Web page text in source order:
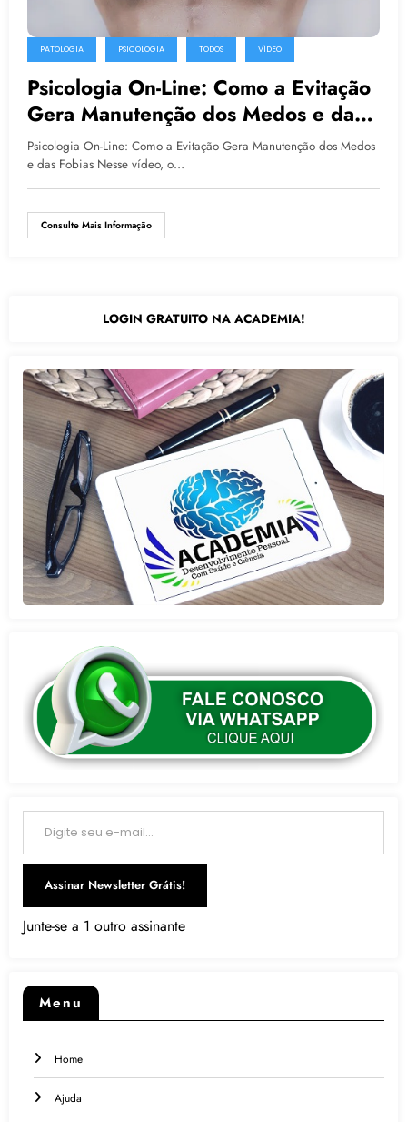
PATOLOGIA PSICOLOGIA TODOS VÍDEO
Psicologia On-Line: Como a Evitação
Gera Manutenção dos Medos e das
Fobias
Psicologia On-Line: Como a Evitação Gera Manutenção dos Medos
e das Fobias Nesse vídeo, o…
Consulte Mais Informação
LOGIN GRATUITO NA ACADEMIA!
Digite seu e-mail…
Assinar Newsletter Grátis!
Junte-se a 1 outro assinante
Menu
Home
Ajuda